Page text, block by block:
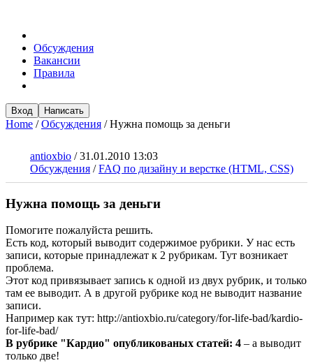
Обсуждения
Вакансии
Правила
Вход Написать
Home /Обсуждения /Нужна помощь за деньги
antioxbio /31.01.2010 13:03
Обсуждения /FAQ по дизайну и верстке (HTML, CSS)
Нужна помощь за деньги
Помогите пожалуйста решить.
Есть код, который выводит содержимое рубрики. У нас есть
записи, которые принадлежат к 2 рубрикам. Тут возникает
проблема.
Этот код привязывает запись к одной из двух рубрик, и только
там ее выводит. А в другой рубрике код не выводит название
записи.
Например как тут: http://antioxbio.ru/category/for-life-bad/kardio-
for-life-bad/
В рубрике "Кардио" опубликованых статей: 4 – а выводит
только две!